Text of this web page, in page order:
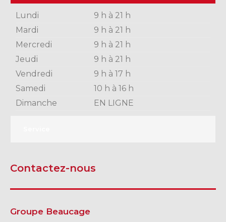
Lundi
9 h à 21 h
Mardi
9 h à 21 h
Mercredi
9 h à 21 h
Jeudi
9 h à 21 h
Vendredi
9 h à 17 h
Samedi
10 h à 16 h
Dimanche
EN LIGNE
Contactez-nous
Groupe Beaucage